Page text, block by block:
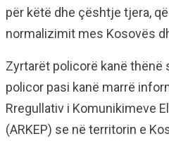
për këtë dhe çështje tjera,
normalizimit mes Kosovës
Zyrtarët policorë kanë thënë
policor pasi kanë marrë
Rregullativ i Komunikimeve
(ARKEP) se në territorin e